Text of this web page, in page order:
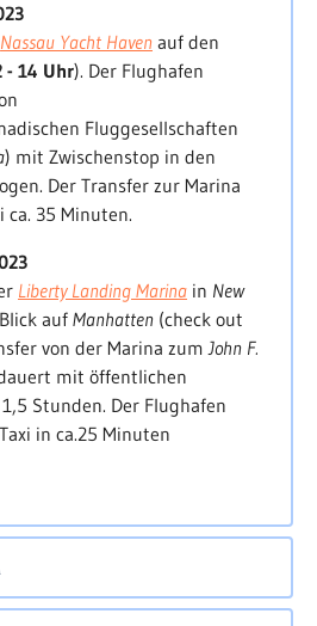
den Golfstrom, die
frischer. MitNorfolk laufen
Militärbasen der USA an. Mit
Dieser außergewöhnliche
Weltmetropole New York
.
Nassau Yacht Haven auf den
- 14 Uhr). Der Flughafen
Fluggesellschaften
) mit Zwischenstop in den
Der Transfer zur Marina
35 Minuten.
Liberty Landing Marina in New
auf Manhatten (check out
von der Marina zumJohn F.
mit öffentlichen
Stunden. Der Flughafen
in ca.25 Minuten